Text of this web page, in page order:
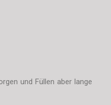
und Füllen aber lange